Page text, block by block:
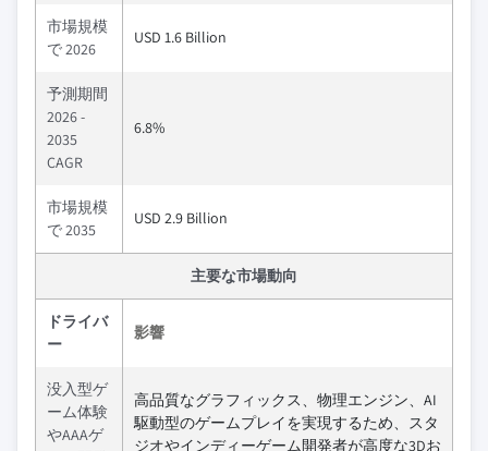
市場規模
で 2026
USD 1.6 Billion
予測期間
2026 -
2035
CAGR
6.8%
市場規模
で 2035
USD 2.9 Billion
主要な市場動向
ドライバ
ー
影響
没入型ゲ
ーム体験
やAAAゲ
高品質なグラフィックス、物理エンジン、AI
駆動型のゲームプレイを実現するため、スタ
ジオやインディーゲーム開発者が高度な3Dお